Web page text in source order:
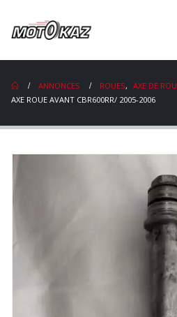
ANNONCES ROUES,
AXE DE
AXE ROUE AVANT CBR600RR/ 2005-2006